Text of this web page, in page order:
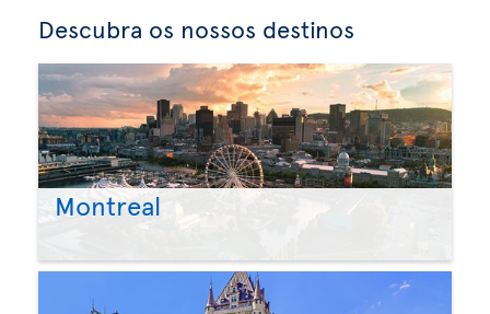
Descubra os nossos destinos
Montreal